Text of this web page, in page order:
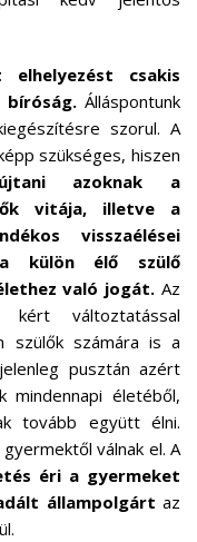
csakis
bíróság. Álláspontunk
szorul. A
szükséges, hiszen
azoknak a
vitája, illetve a
visszaélései
külön élő szülő
való jogát. Az
változtatással
szülők számára is a
pusztán azért
mindennapi életéből,
tovább együtt élni.
válnak el. A
éri a gyermeket
állampolgárt az